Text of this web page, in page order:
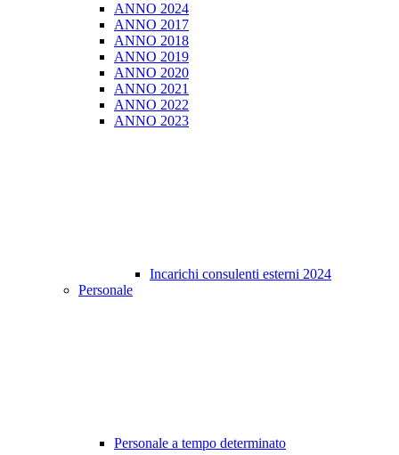
ANNO 2024
ANNO 2017
ANNO 2018
ANNO 2019
ANNO 2020
ANNO 2021
ANNO 2022
ANNO 2023
Incarichi consulenti esterni 2024
Personale
Personale a tempo determinato